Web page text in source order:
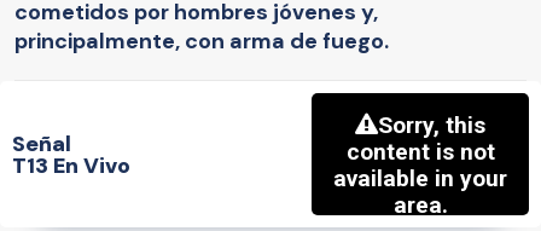
cometidos por hombres jóvenes y,
principalmente, con arma de fuego.
Señal
T13 En Vivo